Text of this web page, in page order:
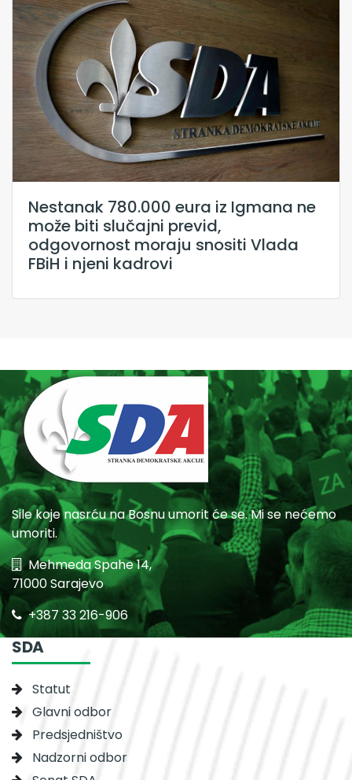
Nestanak 780.000 eura iz Igmana ne
može biti slučajni previd,
odgovornost moraju snositi Vlada
FBiH i njeni kadrovi
Sile koje nasrću na Bosnu umorit će se. Mi se nećemo
umoriti.
Mehmeda Spahe 14,
71000 Sarajevo
+387 33 216-906
SDA
Statut
Glavni odbor
Predsjedništvo
Nadzorni odbor